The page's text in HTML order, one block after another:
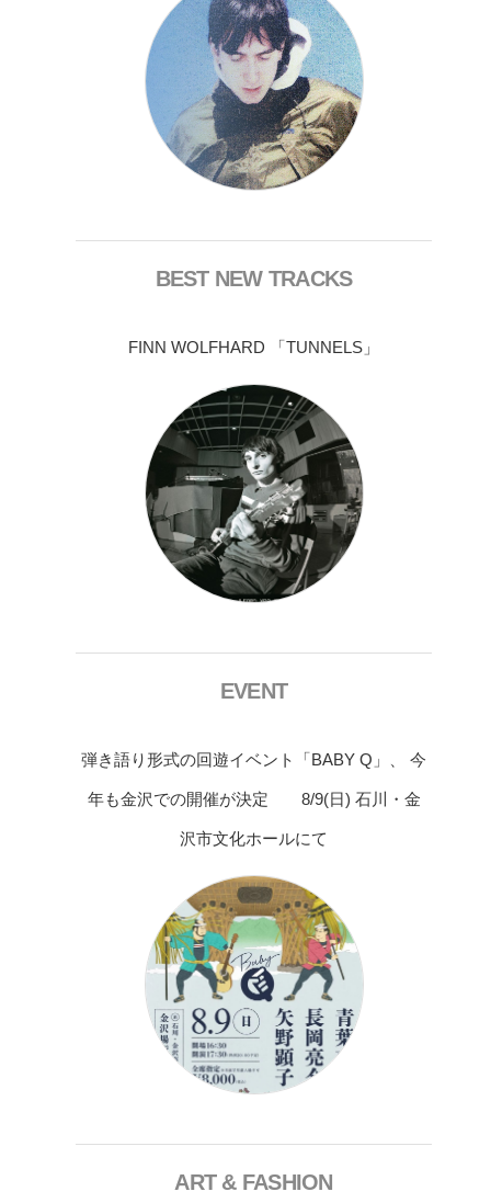
BEST NEW TRACKS
FINN WOLFHARD 「TUNNELS」
EVENT
弾き語り形式の回遊イベント「BABY Q」、 今
年も金沢での開催が決定 8/9(日) 石川・金
沢市文化ホールにて
ART & FASHION